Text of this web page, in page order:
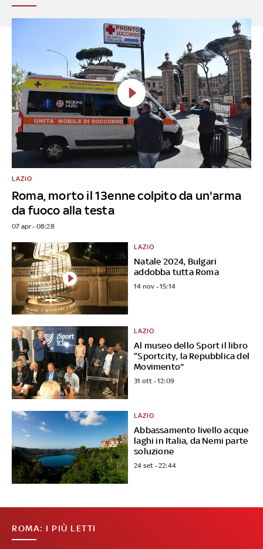
Roma, morto il 13enne colpito da un'arma
da fuoco alla testa
LAZIO
07 apr - 08:28
Natale 2024, Bulgari
addobba tutta Roma
LAZIO
14 nov - 15:14
Al museo dello Sport il libro
“Sportcity, la Repubblica del
Movimento"
LAZIO
31 ott - 12:09
Abbassamento livello acque
laghi in Italia, da Nemi parte
soluzione
LAZIO
24 set - 22:44
ROMA: I PIÙ LETTI